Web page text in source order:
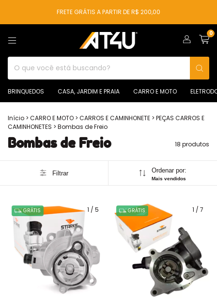
FRETE GRÁTIS A PARTIR DE R$ 200,00
0
BRINQUEDOS CASA, JARDIM E PRAIA CARRO E MOTO
Início > CARRO E MOTO > CARROS E CAMINHONETE > PEÇAS CARROS E
CAMINHONETES > Bombas de Freio
Bombas de Freio 18 produtos
Filtrar Ordenar por:
Mais vendidos
1 / 5
GRÁTIS 1 / 7
GRÁTIS